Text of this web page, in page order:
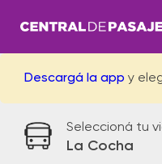
Descargá la app y
Seleccioná tu
La Cocha